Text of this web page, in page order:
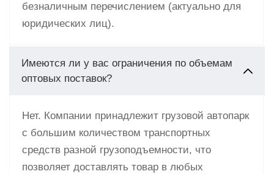
безналичным перечислением (актуально для
юридических лиц).
Имеются ли у вас ограничения по объемам
оптовых поставок?
Нет. Компании принадлежит грузовой автопарк
с большим количеством транспортных
средств разной грузоподъемности, что
позволяет доставлять товар в любых